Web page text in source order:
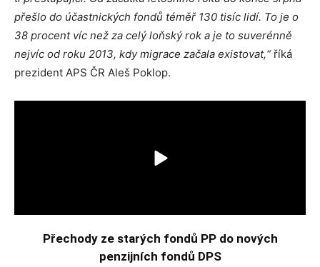
přešlo do účastnických fondů téměř 130 tisíc lidí. To je o
38 procent víc než za celý loňský rok a je to suverénně
nejvíc od roku 2013, kdy migrace začala existovat,“říká
prezident APS ČR Aleš Poklop.
Přechody ze starých fondů PP do nových
penzijních fondů DPS